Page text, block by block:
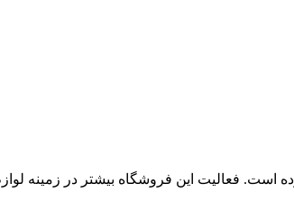
است. فعالیت این فروشگاه بیشتر در زمینه